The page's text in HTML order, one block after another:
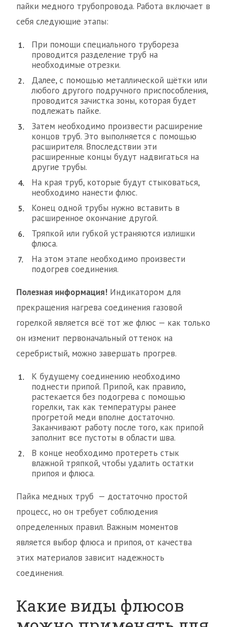
пайки медного трубопровода. Работа включает в
себя следующие этапы:
При помощи специального трубореза
проводится разделение труб на
необходимые отрезки.
Далее, с помощью металлической щётки или
любого другого подручного приспособления,
проводится зачистка зоны, которая будет
подлежать пайке.
Затем необходимо произвести расширение
концов труб. Это выполняется с помощью
расширителя. Впоследствии эти
расширенные концы будут надвигаться на
другие трубы.
На края труб, которые будут стыковаться,
необходимо нанести флюс.
Конец одной трубы нужно вставить в
расширенное окончание другой.
Тряпкой или губкой устраняются излишки
флюса.
На этом этапе необходимо произвести
подогрев соединения.
Полезная информация! Индикатором для
прекращения нагрева соединения газовой
горелкой является всё тот же флюс — как только
он изменит первоначальный оттенок на
серебристый, можно завершать прогрев.
К будущему соединению необходимо
поднести припой. Припой, как правило,
растекается без подогрева с помощью
горелки, так как температуры ранее
прогретой меди вполне достаточно.
Заканчивают работу после того, как припой
заполнит все пустоты в области шва.
В конце необходимо протереть стык
влажной тряпкой, чтобы удалить остатки
припоя и флюса.
Пайка медных труб — достаточно простой
процесс, но он требует соблюдения
определенных правил. Важным моментов
является выбор флюса и припоя, от качества
этих материалов зависит надежность
соединения.
Какие виды флюсов